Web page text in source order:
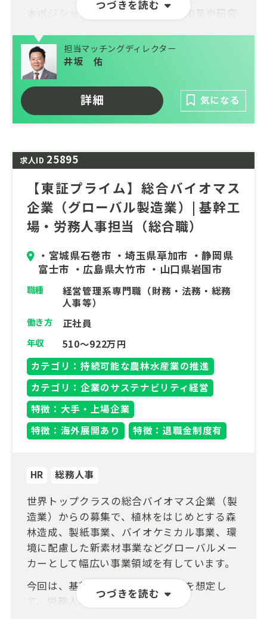
つづきを読む
本ポジションでは、最前線にある知見や研究
の核として対外ブランディングを牽引してい
ただきます。最前線の研究成果や社会貢献プ
ログラムの企画・発信を通じて、企業価値と
社会的信頼の向上に直結する重要なアプロー
チを担います。
トを与える情報発信のリード役としてご活躍
担当マッチングディレクター
井坂 佑
詳細 気になる
求人ID 25895
【東証プライム】総合バイオマス
企業（グローバル製造業）| 基幹工
場・労務人事担当（総合職）
・宮城県石巻市 ・埼玉県草加市 ・静岡県
富士市 ・広島県大竹市 ・山口県岩国市
職種
経営管理系専門職（財務・法務・総務
人事等）
働き方 正社員
年収
510～922万円
カテゴリ：持続可能な農林水産業の推進
カテゴリ：企業のサステナビリティ経営
特徴：大手・上場企業
特徴：海外展開あり
特徴：退職金制度有
つづきを読む
HR 総務人事
世界トップクラスの総合バイオマス企業（製
造業）からの募集で、植林をはじめとする森
林造成、製紙事業、バイオケミカル事業、環
境に配慮した新素材事業などグローバルメー
カーとして幅広い事業領域を有しています。
今回は、基幹工場勤務（総合職）を想定し
て、労務人事担当者を募集します。